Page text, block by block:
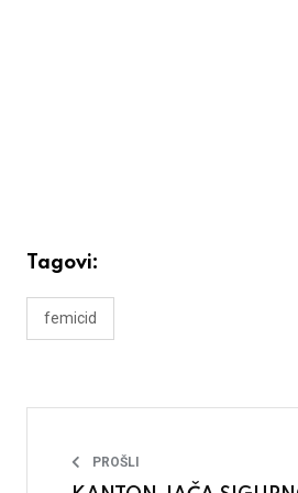
Tagovi:
femicid
PROŠLI